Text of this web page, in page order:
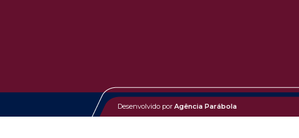
Desenvolvido por Agência Parábola